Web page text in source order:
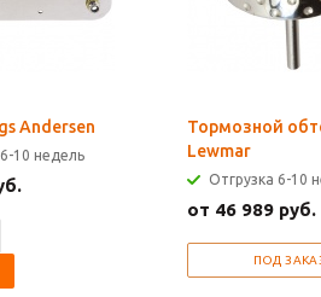
Andersen
10 недель
Тормозной
Lewmar
Отгрузка 6-10
от 46 989 руб.
ПОД